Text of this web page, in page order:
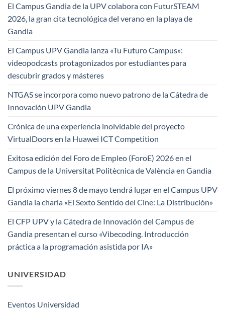
El Campus Gandia de la UPV colabora con FuturSTEAM
2026, la gran cita tecnológica del verano en la playa de
Gandia
El Campus UPV Gandia lanza «Tu Futuro Campus»:
videopodcasts protagonizados por estudiantes para
descubrir grados y másteres
NTGAS se incorpora como nuevo patrono de la Cátedra de
Innovación UPV Gandia
Crónica de una experiencia inolvidable del proyecto
VirtualDoors en la Huawei ICT Competition
Exitosa edición del Foro de Empleo (ForoE) 2026 en el
Campus de la Universitat Politècnica de València en Gandia
El próximo viernes 8 de mayo tendrá lugar en el Campus UPV
Gandia la charla «El Sexto Sentido del Cine: La Distribución»
El CFP UPV y la Cátedra de Innovación del Campus de
Gandia presentan el curso «Vibecoding. Introducción
práctica a la programación asistida por IA»
UNIVERSIDAD
Eventos Universidad